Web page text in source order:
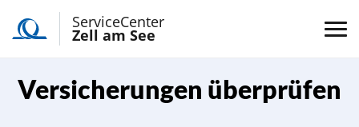
ServiceCenter
Zell am See
Versicherungen überprüfen